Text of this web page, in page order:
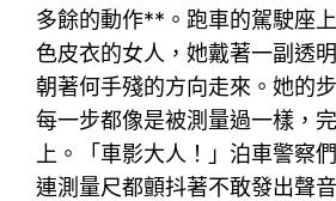
多餘的動作**。跑車的駕駛座
色皮衣的女人，她戴著一副透
朝著何手殘的方向走來。她的
每一步都像是被測量過一樣，
上。「車影大人！」泊車警察
連測量尺都顫抖著不敢發出聲